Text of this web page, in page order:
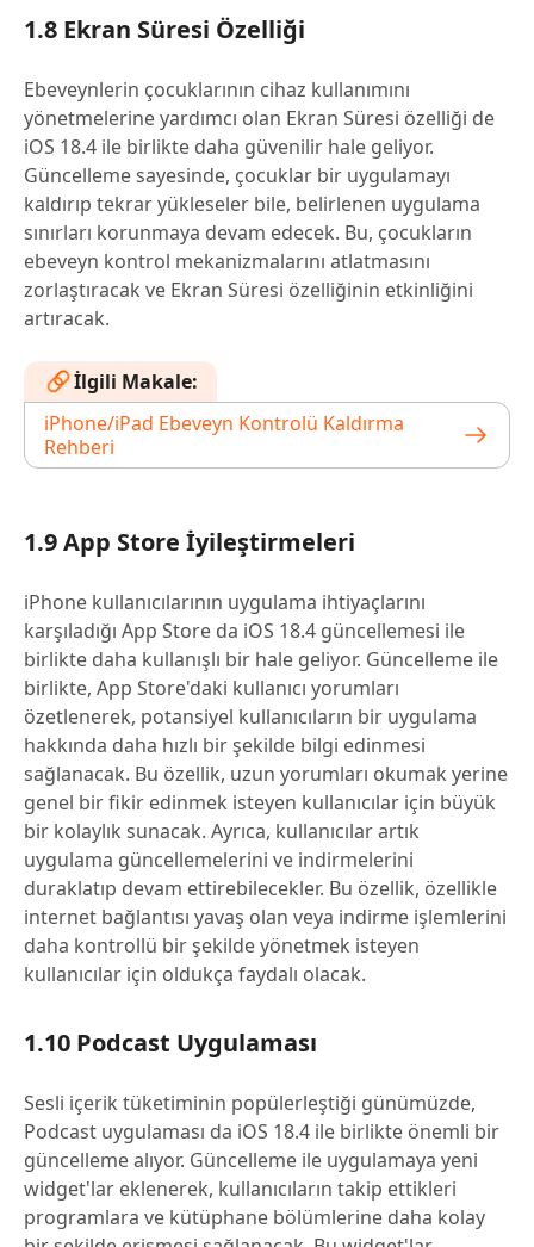
1.8 Ekran Süresi Özelliği
Ebeveynlerin çocuklarının cihaz kullanımını
yönetmelerine yardımcı olan Ekran Süresi özelliği de
iOS 18.4 ile birlikte daha güvenilir hale geliyor.
Güncelleme sayesinde, çocuklar bir uygulamayı
kaldırıp tekrar yükleseler bile, belirlenen uygulama
sınırları korunmaya devam edecek. Bu, çocukların
ebeveyn kontrol mekanizmalarını atlatmasını
zorlaştıracak ve Ekran Süresi özelliğinin etkinliğini
artıracak.
İlgili Makale:
iPhone/iPad Ebeveyn Kontrolü Kaldırma
Rehberi
1.9 App Store İyileştirmeleri
iPhone kullanıcılarının uygulama ihtiyaçlarını
karşıladığı App Store da iOS 18.4 güncellemesi ile
birlikte daha kullanışlı bir hale geliyor. Güncelleme ile
birlikte, App Store'daki kullanıcı yorumları
özetlenerek, potansiyel kullanıcıların bir uygulama
hakkında daha hızlı bir şekilde bilgi edinmesi
sağlanacak. Bu özellik, uzun yorumları okumak yerine
genel bir fikir edinmek isteyen kullanıcılar için büyük
bir kolaylık sunacak. Ayrıca, kullanıcılar artık
uygulama güncellemelerini ve indirmelerini
duraklatıp devam ettirebilecekler. Bu özellik, özellikle
internet bağlantısı yavaş olan veya indirme işlemlerini
daha kontrollü bir şekilde yönetmek isteyen
kullanıcılar için oldukça faydalı olacak.
1.10 Podcast Uygulaması
Sesli içerik tüketiminin popülerleştiği günümüzde,
Podcast uygulaması da iOS 18.4 ile birlikte önemli bir
güncelleme alıyor. Güncelleme ile uygulamaya yeni
widget'lar eklenerek, kullanıcıların takip ettikleri
programlara ve kütüphane bölümlerine daha kolay